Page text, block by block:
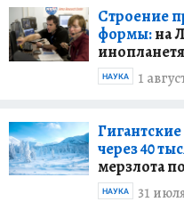
Строение
формы:на
1
НАУКА
через 40
мерзлота
31
НАУКА